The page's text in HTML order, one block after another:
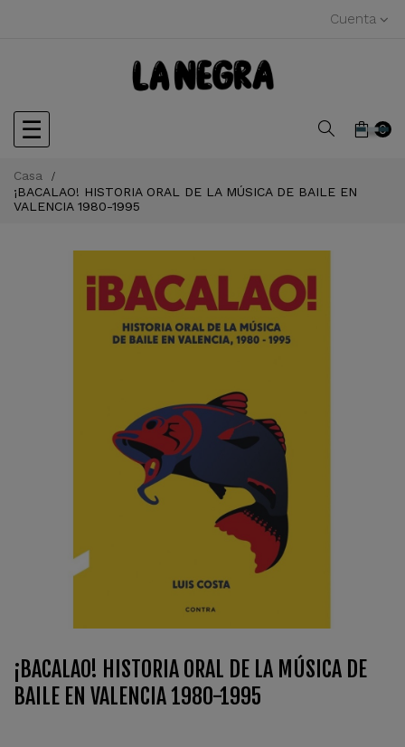
Cuenta
Navegación
de
palanca
☰ 0
Casa
¡BACALAO! HISTORIA ORAL DE LA MÚSICA DE BAILE EN
VALENCIA 1980-1995
¡BACALAO! HISTORIA ORAL DE LA MÚSICA DE
BAILE EN VALENCIA 1980-1995